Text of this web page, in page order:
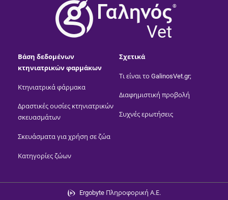
®
Vet
Βάση δεδομένων
κτηνιατρικών φαρμάκων
Κτηνιατρικά φάρμακα
Δραστικές ουσίες κτηνιατρικών
σκευασμάτων
Σκευάσματα για χρήση σε ζώα
Κατηγορίες ζώων
Σχετικά
Τι είναι το GalinosVet.gr;
Διαφημιστική προβολή
Συχνές ερωτήσεις
Ergobyte Πληροφορική Α.Ε.